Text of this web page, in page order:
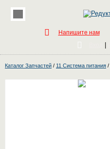
Напишите нам
Каталог Запчастей / 11 Система питания /